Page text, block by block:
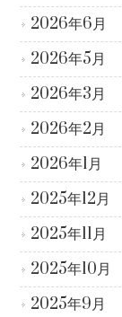
2026年6月
2026年5月
2026年3月
2026年2月
2026年1月
2025年12月
2025年11月
2025年10月
2025年9月